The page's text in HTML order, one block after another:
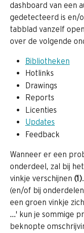
dashboard van een
gedetecteerd is en/
tabblad vanzelf
over de volgende
Bibliotheken
Hotlinks
Drawings
Reports
Licenties
Updates
Feedback
Wanneer er een
onderdeel, zal bij
vinkje verschijnen (1)
(en/of bij
een groen vinkje
...' kun je sommige
beknopte